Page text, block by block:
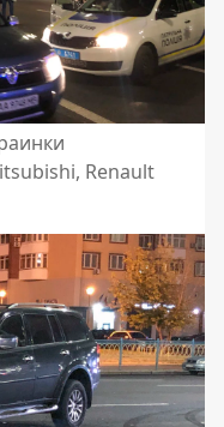
Renault